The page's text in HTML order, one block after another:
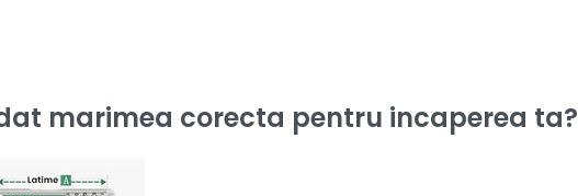
marimea corecta pentru incaperea ta?